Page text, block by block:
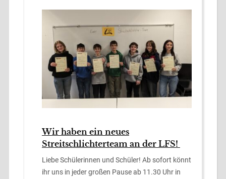
Wir haben ein neues
Streitschlichterteam an der LFS!
Liebe Schülerinnen und Schüler! Ab sofort könnt
ihr uns in jeder großen Pause ab 11.30 Uhr in